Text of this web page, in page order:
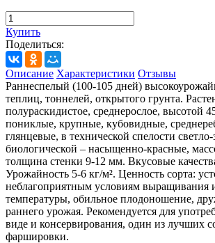
Купить
Поделиться:
Описание Характеристики Отзывы
Раннеспелый (100-105 дней)
теплиц, тоннелей, открытого грунта.
полураскидистое, среднерослое, высотой
пониклые, крупные, кубовидные,
глянцевые, в технической спелости
биологической – насыщенно-красные,
толщина стенки 9-12 мм. Вкусовые
Урожайность 5-6 кг/м². Ценность сорта:
неблагоприятным условиям выращивания
температуры, обильное плодоношение,
раннего урожая. Рекомендуется для
виде и консервирования, один из лучших
фаршировки.